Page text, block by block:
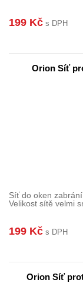
199 Kč s DPH
Orion Síť
Síť do oken
Velikost sítě velmi
199 Kč s DPH
Orion Síť